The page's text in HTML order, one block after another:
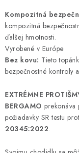
Kompozitná
kompozitná
ďalšej hmotnosti.
Vyrobené v Európe
Bez kovu: Tieto
bezpečnostné kontroly
EXTRÉMNE
BERGAMO prekonáva
požiadavky SR testu
20345:2022.